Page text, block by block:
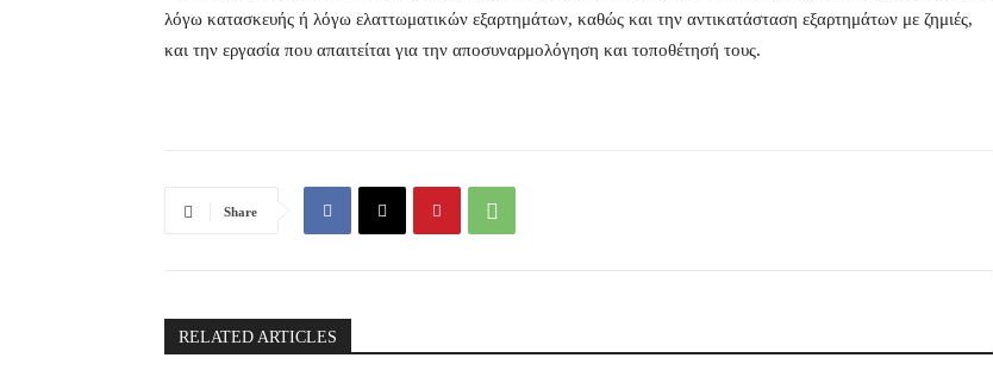
λόγω κατασκευής ή λόγω ελαττωματικών εξαρτημάτων, καθώς και την αντικατάσταση εξαρτημάτων με ζημιές,
και την εργασία που απαιτείται για την αποσυναρμολόγηση και τοποθέτησή τους.
Share
RELATED ARTICLES